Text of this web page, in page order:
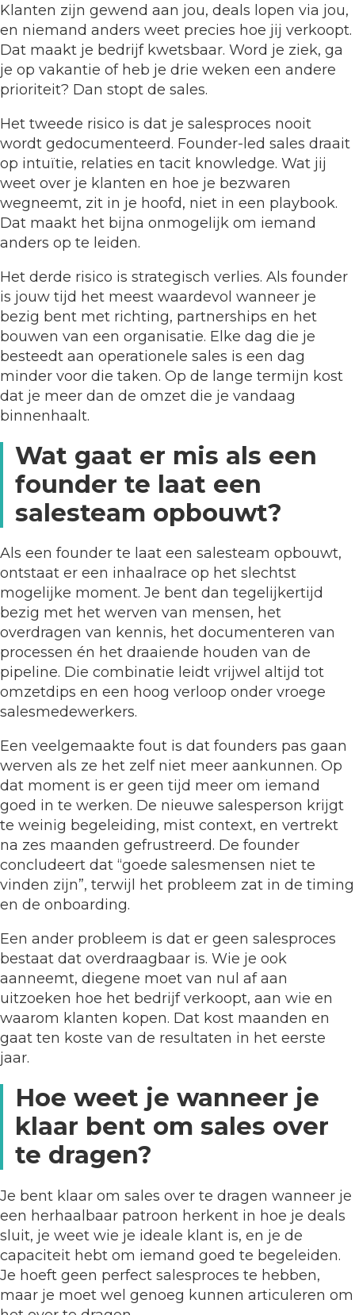
Klanten zijn gewend aan jou, deals lopen via jou,
en niemand anders weet precies hoe jij verkoopt.
Dat maakt je bedrijf kwetsbaar. Word je ziek, ga
je op vakantie of heb je drie weken een andere
prioriteit? Dan stopt de sales.
Het tweede risico is dat je salesproces nooit
wordt gedocumenteerd. Founder-led sales draait
op intuïtie, relaties en tacit knowledge. Wat jij
weet over je klanten en hoe je bezwaren
wegneemt, zit in je hoofd, niet in een playbook.
Dat maakt het bijna onmogelijk om iemand
anders op te leiden.
Het derde risico is strategisch verlies. Als founder
is jouw tijd het meest waardevol wanneer je
bezig bent met richting, partnerships en het
bouwen van een organisatie. Elke dag die je
besteedt aan operationele sales is een dag
minder voor die taken. Op de lange termijn kost
dat je meer dan de omzet die je vandaag
binnenhaalt.
Wat gaat er mis als een
founder te laat een
salesteam opbouwt?
Als een founder te laat een salesteam opbouwt,
ontstaat er een inhaalrace op het slechtst
mogelijke moment. Je bent dan tegelijkertijd
bezig met het werven van mensen, het
overdragen van kennis, het documenteren van
processen én het draaiende houden van de
pipeline. Die combinatie leidt vrijwel altijd tot
omzetdips en een hoog verloop onder vroege
salesmedewerkers.
Een veelgemaakte fout is dat founders pas gaan
werven als ze het zelf niet meer aankunnen. Op
dat moment is er geen tijd meer om iemand
goed in te werken. De nieuwe salesperson krijgt
te weinig begeleiding, mist context, en vertrekt
na zes maanden gefrustreerd. De founder
concludeert dat “goede salesmensen niet te
vinden zijn”, terwijl het probleem zat in de timing
en de onboarding.
Een ander probleem is dat er geen salesproces
bestaat dat overdraagbaar is. Wie je ook
aanneemt, diegene moet van nul af aan
uitzoeken hoe het bedrijf verkoopt, aan wie en
waarom klanten kopen. Dat kost maanden en
gaat ten koste van de resultaten in het eerste
jaar.
Hoe weet je wanneer je
klaar bent om sales over
te dragen?
Je bent klaar om sales over te dragen wanneer je
een herhaalbaar patroon herkent in hoe je deals
sluit, je weet wie je ideale klant is, en je de
capaciteit hebt om iemand goed te begeleiden.
Je hoeft geen perfect salesproces te hebben,
maar je moet wel genoeg kunnen articuleren om